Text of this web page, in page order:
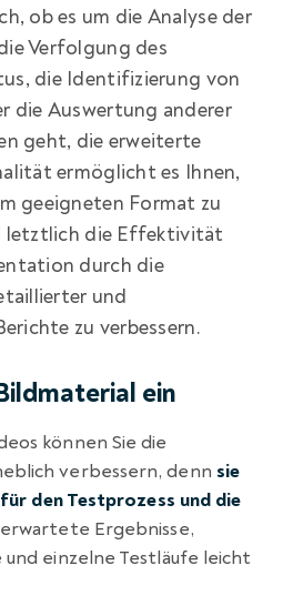
ob es um die Analyse der
Verfolgung des
die Identifizierung von
die Auswertung anderer
geht, die erweiterte
ermöglicht es Ihnen,
geeigneten Format zu
letztlich die Effektivität
durch die
und
zu verbessern.
ein
können Sie die
verbessern, denn sie
den Testprozess und die
Ergebnisse,
einzelne Testläufe leicht